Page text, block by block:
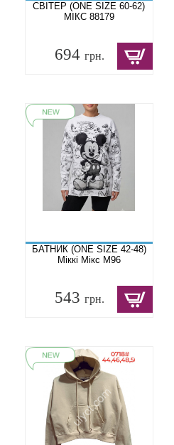
СВІТЕР (ONE SIZE 60-62)
МІКС 88179
694грн.
БАТНИК (ONE SIZE 42-48)
Міккі Мікс M96
543грн.